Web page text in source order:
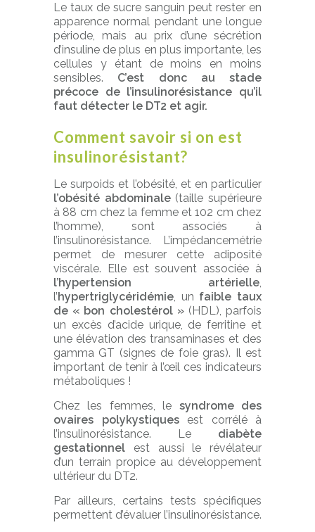
Le taux de sucre sanguin peut rester en
apparence normal pendant une longue
période, mais au prix d’une sécrétion
d’insuline de plus en plus importante, les
cellules y étant de moins en moins
sensibles. C’est donc au stade
précoce de l’insulinorésistance qu’il
faut détecter le DT2 et agir.
Comment savoir si on est
insulinorésistant?
Le surpoids et l’obésité, et en particulier
l’obésité abdominale(taille supérieure
à 88 cm chez la femme et 102 cm chez
l’homme), sont associés à
l’insulinorésistance. L’impédancemétrie
permet de mesurer cette adiposité
viscérale. Elle est souvent associée à
l’hypertension artérielle,
l’hypertriglycéridémie, un faible taux
de « bon cholestérol »(HDL), parfois
un excès d’acide urique, de ferritine et
une élévation des transaminases et des
gamma GT (signes de foie gras). Il est
important de tenir à l’œil ces indicateurs
métaboliques !
Chez les femmes, le syndrome des
ovaires polykystiquesest corrélé à
l’insulinorésistance. Le diabète
gestationnel est aussi le révélateur
d’un terrain propice au développement
ultérieur du DT2.
Par ailleurs, certains tests spécifiques
permettent d’évaluer l’insulinorésistance.